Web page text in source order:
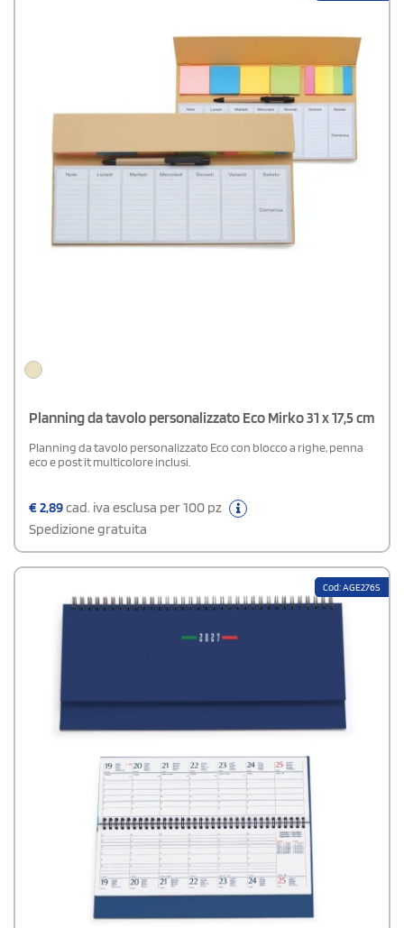
Planning da tavolo personalizzato Eco Mirko 31 x 17,5 cm
Planning da tavolo personalizzato Eco con blocco a righe, penna
eco e post it multicolore inclusi.
€2,89cad. iva esclusa per 100 pz
Spedizione gratuita
Cod: AGE276S